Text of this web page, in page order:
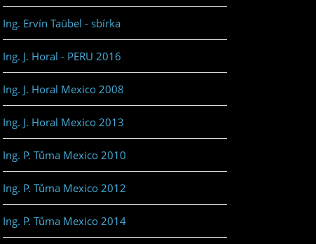
Ing. Ervín Taübel - sbírka
Ing. J. Horal - PERU 2016
Ing. J. Horal Mexico 2008
Ing. J. Horal Mexico 2013
Ing. P. Tůma Mexico 2010
Ing. P. Tůma Mexico 2012
Ing. P. Tůma Mexico 2014